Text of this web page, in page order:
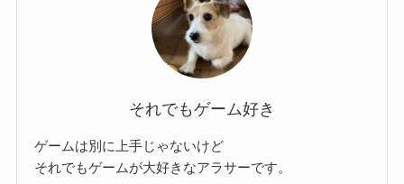
それでもゲーム好き
ゲームは別に上手じゃないけど
それでもゲームが大好きなアラサーです。